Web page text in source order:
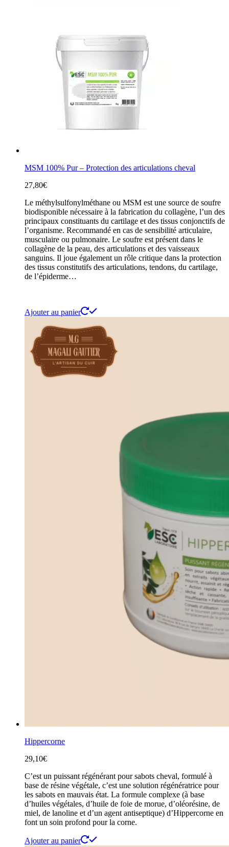
MSM 100% Pur – Protection des articulations cheval
27,80€
Le méthylsulfonylméthane ou MSM est une source de soufre
biodisponible nécessaire à la fabrication du collagène, l’un des
principaux constituants du cartilage et des tissus conjonctifs de
l’organisme. Recommandé en cas de sensibilité articulaire,
musculaire ou pulmonaire. Le soufre est présent dans le
collagène de la peau, des articulations et des vaisseaux
sanguins. Il joue également un rôle critique dans la protection
des tissus constitutifs des articulations, tendons, du cartilage,
de l’épiderme…
Ajouter au panier
Hippercorne
29,10€
C’est un puissant régénérant pour sabots cheval, formulé à
base de résine végétale, c’est une solution régénératrice pour
les sabots en mauvais état. La formule complexe (à base
d’huiles végétales, d’huile de foie de morue, d’oléorésine, de
miel, de lanoline et d’un agent antiseptique) d’Hippercorne en
font un soin profond pour la corne.
Ajouter au panier